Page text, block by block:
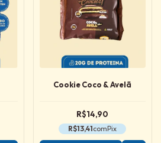
Cookie Coco & Avelã
R$14,90
R$13,41comPix